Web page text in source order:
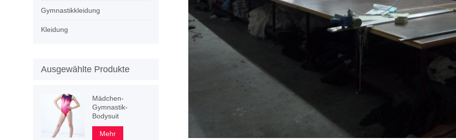
Gymnastikkleidung
Kleidung
Ausgewählte Produkte
Mädchen-
Gymnastik-
Bodysuit
Mehr